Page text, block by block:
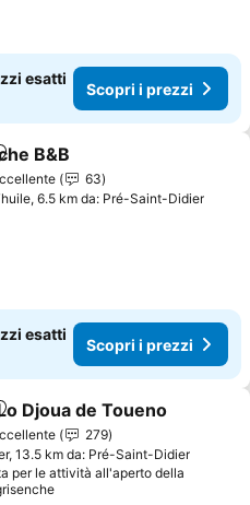
esatti
Scopri i prezzi
ai preferiti
B&B
63
6.5 km da: Pré-Saint-Didier
esatti
Scopri i prezzi
ai preferiti
Djoua de Toueno
279
13.5 km da: Pré-Saint-Didier
per le attività all'aperto della